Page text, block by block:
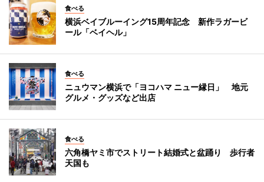
食べる
横浜ベイブルーイング15周年記念 新作ラガービ
ール「ベイヘル」
食べる
ニュウマン横浜で「ヨコハマ ニュー縁日」 地元
グルメ・グッズなど出店
食べる
六角橋ヤミ市でストリート結婚式と盆踊り 歩行者
天国も